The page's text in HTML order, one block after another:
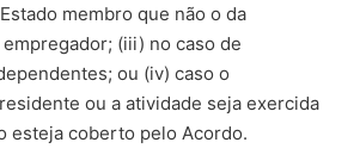
membro que não o da
(iii) no caso de
ou (iv) caso o
ou a atividade seja exercida
esteja coberto pelo Acordo.